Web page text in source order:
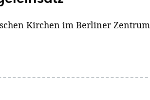
Kirchen im Berliner Zentrum